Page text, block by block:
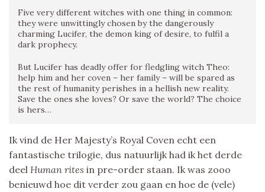
Five very different witches with one thing in common:
they were unwittingly chosen by the dangerously
charming Lucifer, the demon king of desire, to fulfil a
dark prophecy.
But Lucifer has deadly offer for fledgling witch Theo:
help him and her coven – her family – will be spared as
the rest of humanity perishes in a hellish new reality.
Save the ones she loves? Or save the world? The choice
is hers…
Ik vind de Her Majesty’s Royal Coven echt een
fantastische trilogie, dus natuurlijk had ik het derde
deel Human rites in pre-order staan. Ik was zooo
benieuwd hoe dit verder zou gaan en hoe de (vele)